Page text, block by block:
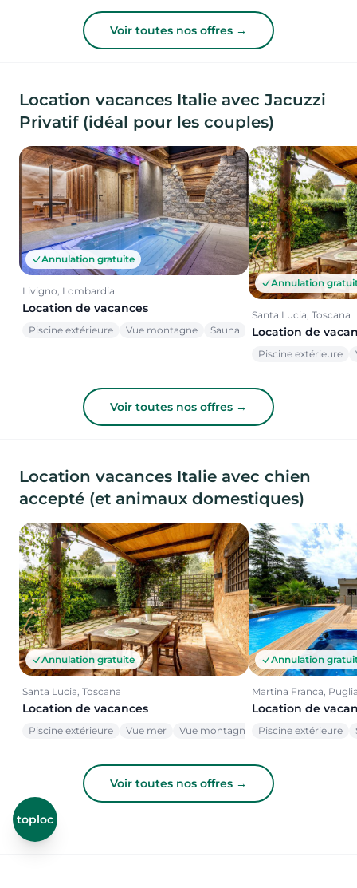
Voir toutes nos offres →
Location vacances Italie avec Jacuzzi
Privatif (idéal pour les couples)
Annulation gratuite
Livigno, Lombardia
Location de vacances
Piscine extérieure Vue montagne Sauna
Annulation
Santa Lucia, Toscana
Location de
Piscine extérieure
Voir toutes nos offres →
Location vacances Italie avec chien
accepté (et animaux domestiques)
Annulation gratuite
Santa Lucia, Toscana
Location de vacances
Piscine extérieure Vue mer Vue montagne
Annulation
Martina Franca,
Location de
Piscine extérieure
Voir toutes nos offres →
toploc